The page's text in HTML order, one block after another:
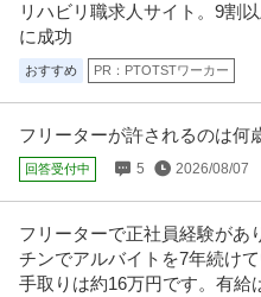
リハビリ職求人サイト。9割
に成功
おすすめ PR：PTOTSTワーカー
フリーターが許されるのは何
回答受付中 5 2026/08/07
フリーターで正社員経験があ
チンでアルバイトを7年続け
手取りは約16万円です。有給